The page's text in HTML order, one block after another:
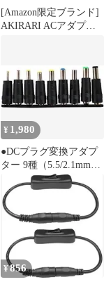
[Amazon限定ブランド]
AKIRARI ACアダプタ
品 汎用 センタープラス
スイッチング式 出力プ
ラグ外径5.5mm(内径
2.1mm) 電気安全法PSE
適合品 (0.5A)
¥ 1,980
●DCプラグ変換アダプ
ター 9種（5.5/2.1mmジ
ャック対9種のプラグ）
¥856